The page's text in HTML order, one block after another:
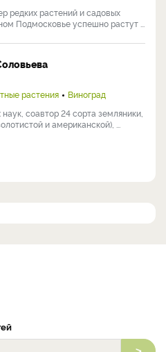
редких растений и садовых
Подмосковье успешно растут ...
растения
Виноград
соавтор 24 сорта земляники,
и американской), ...